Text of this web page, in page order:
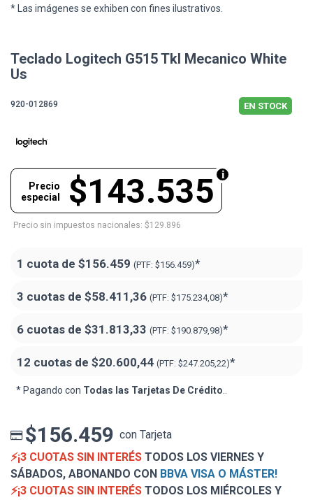
* Las imágenes se exhiben con fines ilustrativos.
Teclado Logitech G515 Tkl Mecanico White
Us
920-012869 EN STOCK
$143.535
Precio
especial
Precio sin impuestos nacionales: $129.896
1 cuota de $156.459 (PTF: $156.459)*
3 cuotas de $58.411,36 (PTF: $175.234,08)*
6 cuotas de $31.813,33 (PTF: $190.879,98)*
12 cuotas de $20.600,44 (PTF: $247.205,22)*
* Pagando con Todas las Tarjetas De Crédito
$156.459 con Tarjeta
⚡¡3 CUOTAS SIN INTERÉS TODOS LOS VIERNES Y
SÁBADOS, ABONANDO CON BBVA VISA O MÁSTER!
⚡¡3 CUOTAS SIN INTERÉS TODOS LOS MIÉRCOLES Y